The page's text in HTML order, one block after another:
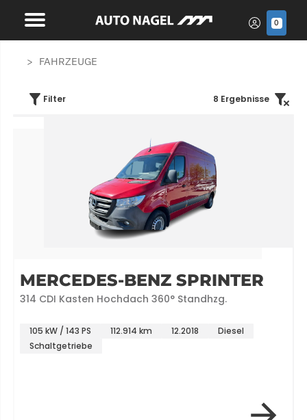
0
FAHRZEUGE
Filter 8 Ergebnisse
MERCEDES-BENZ SPRINTER
314 CDI Kasten Hochdach 360° Standhzg.
105 kW / 143 PS 112.914 km 12.2018
Diesel
Schaltgetriebe